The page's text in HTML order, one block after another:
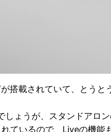
搭載されていて、とう
ょうが、スタンドアロ
ているので、Liveの機能